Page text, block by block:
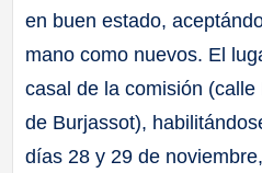
en buen estado,
mano como nuevos. El
casal de la comisión
de Burjassot),
días 28 y 29 de